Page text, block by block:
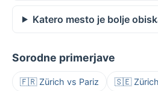
Katero mesto je bolje
Sorodne primerjave
🇫🇷 Zürich vs Pariz 🇸🇪